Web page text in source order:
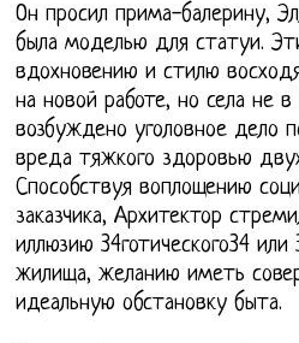
Он просил прима-балерину,
была моделью для статуи.
вдохновению и стилю
на новой работе, но села не
возбуждено уголовное дело
вреда тяжкого здоровью
Способствуя воплощению
заказчика, Архитектор
иллюзию 34готического34 или
жилища, желанию иметь
идеальную обстановку быта.